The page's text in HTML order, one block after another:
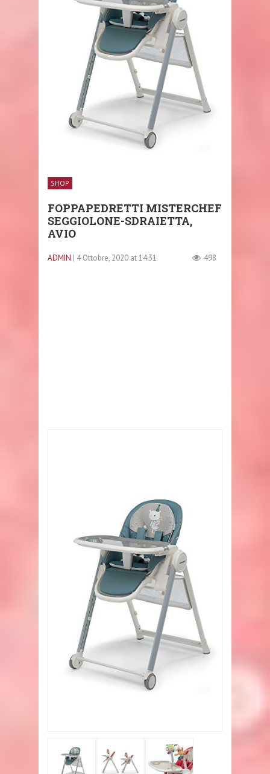
SHOP
FOPPAPEDRETTI MISTERCHEF
SEGGIOLONE-SDRAIETTA,
AVIO
ADMIN | 4 Ottobre, 2020 at 14:31 498